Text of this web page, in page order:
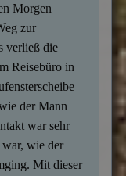
Morgen
zur
verließ die
Reisebüro in
der Mann
war sehr
war, wie der
Mit dieser